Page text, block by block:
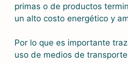
primas o de productos
un alto costo energético y
Por lo que es importante
uso de medios de